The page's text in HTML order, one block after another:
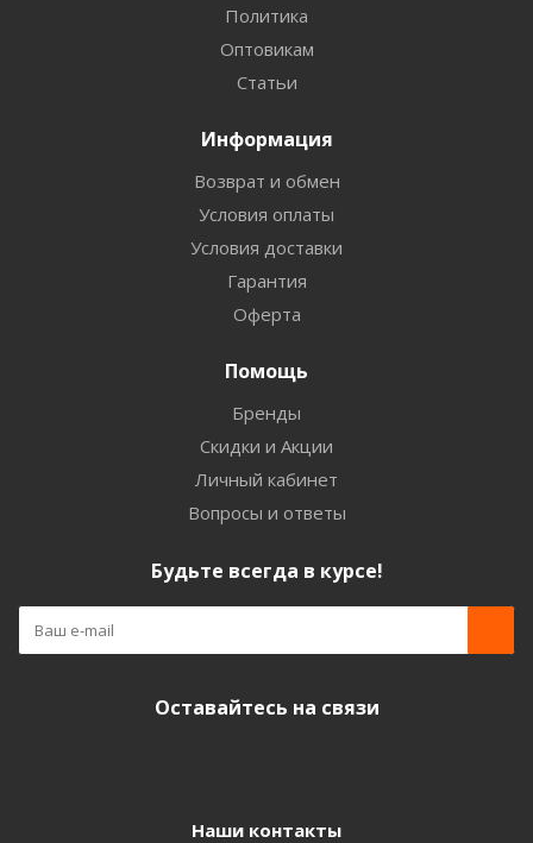
Политика
Оптовикам
Статьи
Информация
Возврат и обмен
Условия оплаты
Условия доставки
Гарантия
Оферта
Помощь
Бренды
Скидки и Акции
Личный кабинет
Вопросы и ответы
Будьте всегда в курсе!
Оставайтесь на связи
Наши контакты